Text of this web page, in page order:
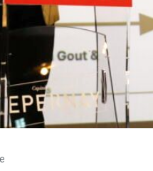
reconnaissant « le
ampleur » des
Gironde et dans les
communiqué du 6
dans l'Agra Fil)